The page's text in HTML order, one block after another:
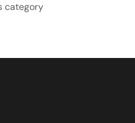
category